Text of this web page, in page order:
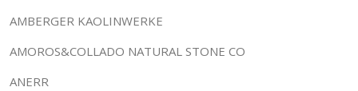
AMBERGER KAOLINWERKE
AMOROS&COLLADO NATURAL STONE CO
ANERR